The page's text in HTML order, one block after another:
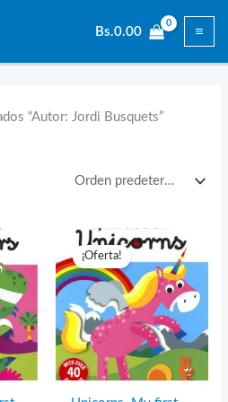
Bs.0.00
“Autor: Jordi Busquets”
¡Oferta!